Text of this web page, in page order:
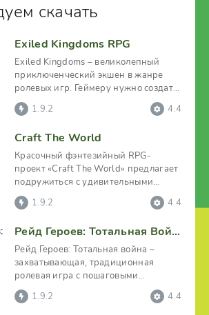
скачать
Exiled Kingdoms RPG
Exiled Kingdoms – великолепный
приключенческий экшен в жанре
ролевых игр. Геймеру нужно создать
своего храброго героя и
1.9.2 4.4
Craft The World
Красочный фэнтезийный RPG-
проект «Craft The World» предлагает
подружиться с удивительными
гномами, сделать так, чтобы
1.9.2 4.4
Рейд Героев: Тотальная Война
Рейд Героев: Тотальная война –
захватывающая, традиционная
ролевая игра с пошаговыми
поединками. Цель – сотворить
1.9.2 4.4